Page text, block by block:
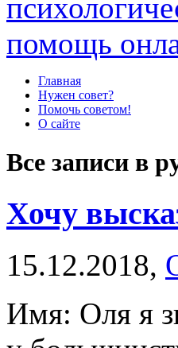
Главная
Нужен совет?
Помочь советом!
О сайте
Все записи в
Хочу
15.12.2018,
Имя: Оля я